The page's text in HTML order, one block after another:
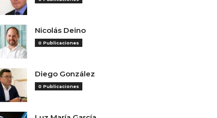
Nicolás Deino
0 Publicaciones
Diego González
0 Publicaciones